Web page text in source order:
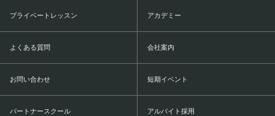
プライベートレッスン アカデミー
よくある質問 会社案内
お問い合わせ 短期イベント
パートナースクール アルバイト採用